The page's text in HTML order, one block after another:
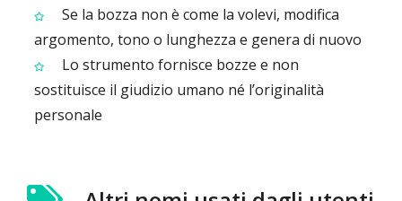
Se la bozza non è come la volevi, modifica
argomento, tono o lunghezza e genera di nuovo
Lo strumento fornisce bozze e non
sostituisce il giudizio umano né l’originalità
personale